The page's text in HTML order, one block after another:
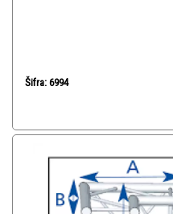
Šifra: 6994